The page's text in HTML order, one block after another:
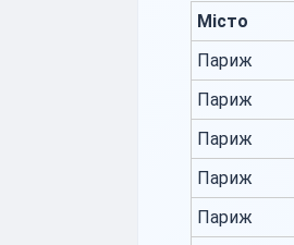
Місто
Париж
Париж
Париж
Париж
Париж